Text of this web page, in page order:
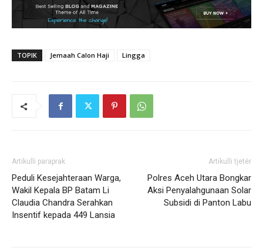
TOPIK Jemaah Calon Haji Lingga
Artikulli paraprak
Peduli Kesejahteraan Warga,
Wakil Kepala BP Batam Li
Claudia Chandra Serahkan
Insentif kepada 449 Lansia
Artikulli tjetër
Polres Aceh Utara Bongkar
Aksi Penyalahgunaan Solar
Subsidi di Panton Labu